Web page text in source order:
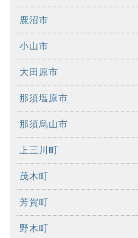
鹿沼市
小山市
大田原市
那須塩原市
那須烏山市
上三川町
茂木町
芳賀町
野木町